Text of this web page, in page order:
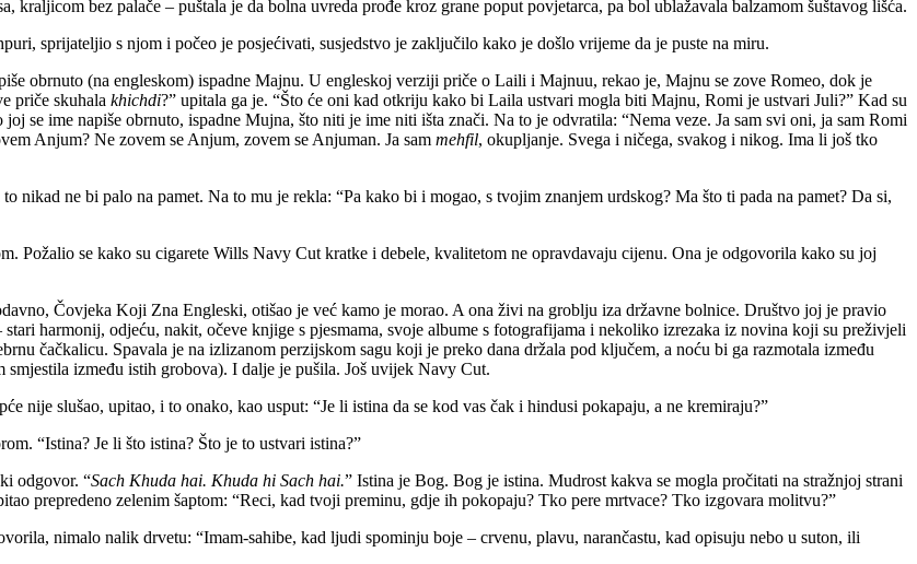
bez palače – puštala je da bolna uvreda prođe kroz grane poput povjetarca, pa bol ublažavala balzamom šuštavog lišća.
sprijateljio s njom i počeo je posjećivati, susjedstvo je zaključilo kako je došlo vrijeme da je puste na miru.
obrnuto (na engleskom) ispadne Majnu. U engleskoj verziji priče o Laili i Majnuu, rekao je, Majnu se zove Romeo, dok je
priče skuhala khichdi?” upitala ga je. “Što će oni kad otkriju kako bi Laila ustvari mogla biti Majnu, Romi je ustvari Juli?” Kad su
se ime napiše obrnuto, ispadne Mujna, što niti je ime niti išta znači. Na to je odvratila: “Nema veze. Ja sam svi oni, ja sam Romi
Anjum? Ne zovem se Anjum, zovem se Anjuman. Ja sam mehfil, okupljanje. Svega i ničega, svakog i nikog. Ima li još tko
ne bi palo na pamet. Na to mu je rekla: “Pa kako bi i mogao, s tvojim znanjem urdskog? Ma što ti pada na pamet? Da si,
Požalio se kako su cigarete Wills Navy Cut kratke i debele, kvalitetom ne opravdavaju cijenu. Ona je odgovorila kako su joj
Čovjeka Koji Zna Engleski, otišao je već kamo je morao. A ona živi na groblju iza državne bolnice. Društvo joj je pravio
harmonij, odjeću, nakit, očeve knjige s pjesmama, svoje albume s fotografijama i nekoliko izrezaka iz novina koji su preživjeli
čačkalicu. Spavala je na izlizanom perzijskom sagu koji je preko dana držala pod ključem, a noću bi ga razmotala između
između istih grobova). I dalje je pušila. Još uvijek Navy Cut.
nije slušao, upitao, i to onako, kao usput: “Je li istina da se kod vas čak i hindusi pokapaju, a ne kremiraju?”
“Istina? Je li što istina? Što je to ustvari istina?”
odgovor. “Sach Khuda hai. Khuda hi Sach hai.” Istina je Bog. Bog je istina. Mudrost kakva se mogla pročitati na stražnjoj strani
prepredeno zelenim šaptom: “Reci, kad tvoji preminu, gdje ih pokopaju? Tko pere mrtvace? Tko izgovara molitvu?”
nimalo nalik drvetu: “Imam-sahibe, kad ljudi spominju boje – crvenu, plavu, narančastu, kad opisuju nebo u suton, ili